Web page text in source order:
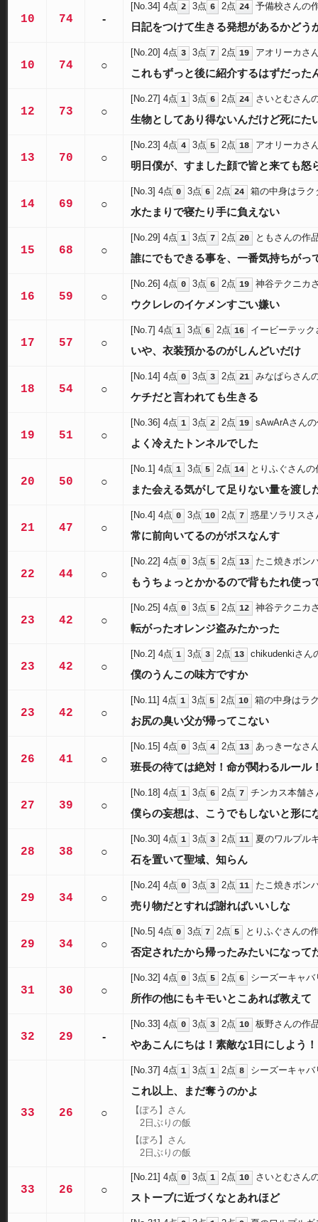
10 74 -
[No.34] 4点 2 3点 6 2点 24 予備校さんの
日記をつけて生きる発想があるかどう
10 74 ○
[No.20] 4点 3 3点 7 2点 19 アオリーカさ
これもずっと後に紹介するはずだった
12 73 ○
[No.27] 4点 1 3点 6 2点 24 さいとむさん
生物としてあり得ないんだけど死にた
13 70 ○
[No.23] 4点 4 3点 5 2点 18 アオリーカさ
明日僕が、すました顔で皆と来ても怒
14 69 ○
[No.3] 4点 0 3点 6 2点 24 箱の中身はラク
水たまりで寝たり手に負えない
15 68 ○
[No.29] 4点 1 3点 7 2点 20 ともさんの作
誰にでもできる事を、一番気持ちがっ
16 59 ○
[No.26] 4点 0 3点 6 2点 19 神谷テクニカ
ウクレレのイケメンすごい嫌い
17 57 ○
[No.7] 4点 1 3点 6 2点 16 イービーテッ
いや、衣装預かるのがしんどいだけ
18 54 ○
[No.14] 4点 0 3点 3 2点 21 みなぱらさん
ケチだと言われても生きる
19 51 ○
[No.36] 4点 1 3点 2 2点 19 sAwArAさん
よく冷えたトンネルでした
20 50 ○
[No.1] 4点 1 3点 5 2点 14 とりふぐさんの
また会える気がして足りない量を渡し
21 47 ○
[No.4] 4点 0 3点 10 2点 7 惑星ソラリスさ
常に前向いてるのがボスなんす
22 44 ○
[No.22] 4点 0 3点 5 2点 13 たこ焼きボン
もうちょっとかかるので背もたれ使っ
23 42 ○
[No.25] 4点 0 3点 5 2点 12 神谷テクニカ
転がったオレンジ盗みたかった
23 42 ○
[No.2] 4点 1 3点 3 2点 13 chikudenkiさん
僕のうんこの味方ですか
23 42 ○
[No.11] 4点 1 3点 5 2点 10 箱の中身はラ
お尻の臭い父が帰ってこない
26 41 ○
[No.15] 4点 0 3点 4 2点 13 あっきーなさ
班長の待ては絶対！命が関わるルール
27 39 ○
[No.18] 4点 1 3点 6 2点 7 チンカス本舗さ
僕らの妄想は、こうでもしないと形に
28 38 ○
[No.30] 4点 1 3点 3 2点 11 夏のワルプル
石を置いて聖域、知らん
29 34 ○
[No.24] 4点 0 3点 3 2点 11 たこ焼きボン
売り物だとすれば謝ればいいしな
29 34 ○
[No.5] 4点 0 3点 7 2点 5 とりふぐさんの
否定されたから帰ったみたいになって
31 30 ○
[No.32] 4点 0 3点 5 2点 6 シーズーキャ
所作の他にもキモいとこあれば教えて
32 29 -
[No.33] 4点 0 3点 3 2点 10 板野さんの作
やあこんにちは！素敵な1日にしよう！
33 26 ○
[No.37] 4点 1 3点 1 2点 8 シーズーキャ
これ以上、まだ奪うのかよ
【ぽろ】さん
2日ぶりの飯
【ぽろ】さん
2日ぶりの飯
33 26 ○
[No.21] 4点 0 3点 1 2点 10 さいとむさん
ストーブに近づくなとあれほど